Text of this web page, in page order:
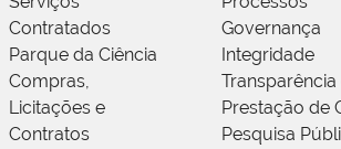
Contratados
Parque da Ciência
Compras,
Licitações e
Contratos
Governança
Integridade
Transparência
Prestação de
Pesquisa